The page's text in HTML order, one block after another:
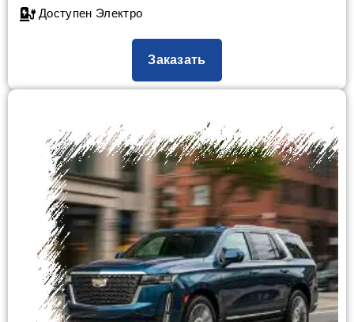
Доступен Электро
Заказать